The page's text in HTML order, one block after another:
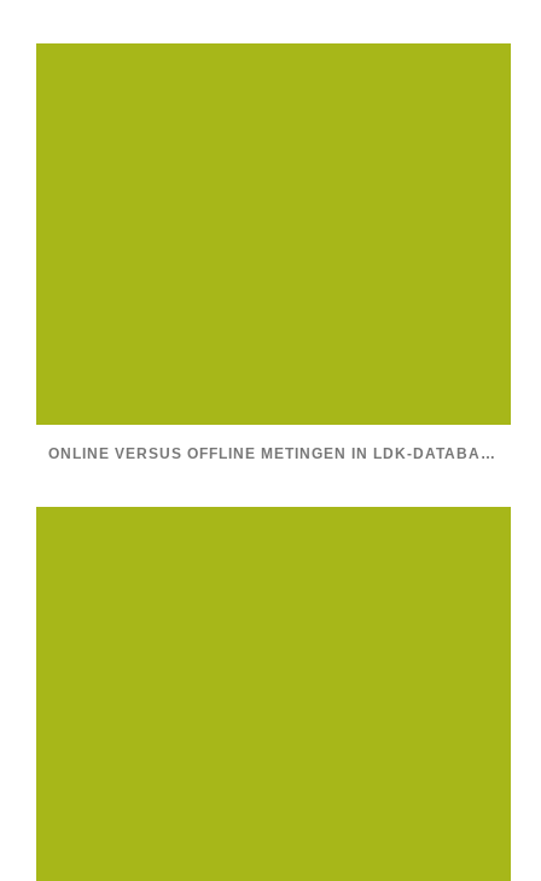
ONLINE VERSUS OFFLINE METINGEN IN LDK-DATABASE